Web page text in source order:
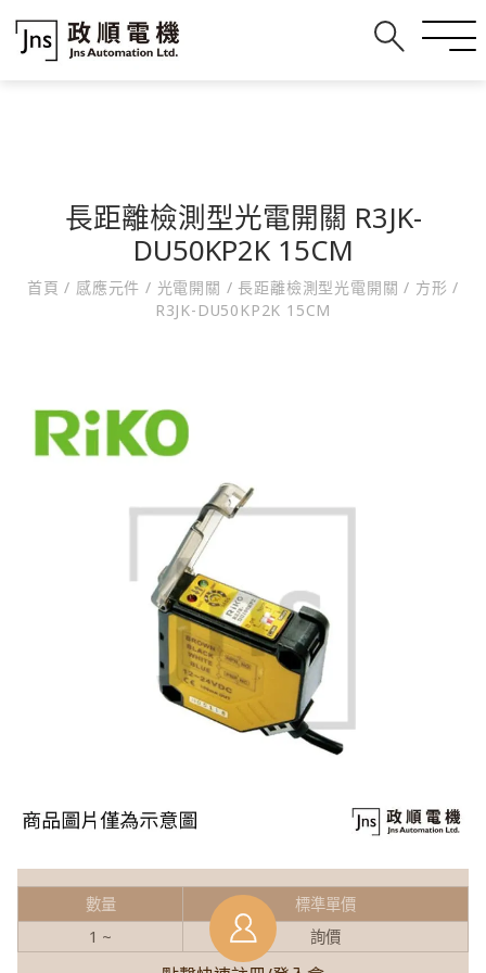
長距離檢測型光電開關 R3JK-
DU50KP2K 15CM
首頁/ 感應元件/ 光電開關 / 長距離檢測型光電開關/ 方形/
R3JK-DU50KP2K 15CM
數量
標準單價
1 ~
詢價